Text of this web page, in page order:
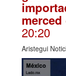
20:20
Aristegui